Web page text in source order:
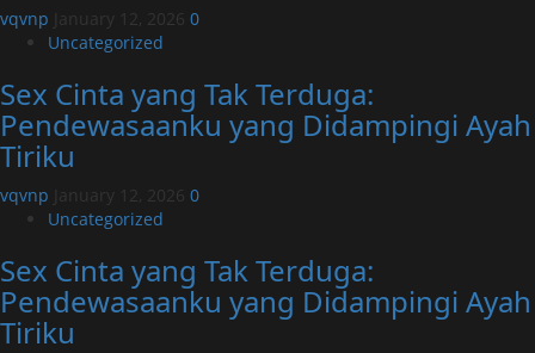
vqvnp January 12, 2026 0
Uncategorized
Sex Cinta yang Tak Terduga:
Pendewasaanku yang Didampingi Ayah
Tiriku
vqvnp January 12, 2026 0
Uncategorized
Sex Cinta yang Tak Terduga:
Pendewasaanku yang Didampingi Ayah
Tiriku